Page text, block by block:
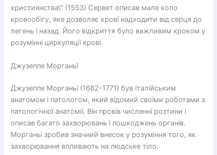
християнства\” (1553) Сервет описав мале коло
кровообігу, яке дозволяє крові надходити від серця до
легень і назад. Його відкриття було важливим кроком у
розумінні циркуляції крові.
Джузеппе Морганьї
Джузеппе Морганьї (1682-1771) був італійським
анатомом і патологом, який відомий своїми роботами з
патологічної анатомії. Він провів численні розтини і
описав багато захворювань і пошкоджень органів.
Морганьї зробив значний внесок у розуміння того, як
захворювання впливають на людське тіло.